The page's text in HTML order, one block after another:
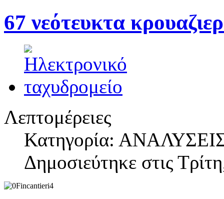
67 νεότευκτα
Λεπτομέρειες
Κατηγορία:
Δημοσιεύτηκε στις